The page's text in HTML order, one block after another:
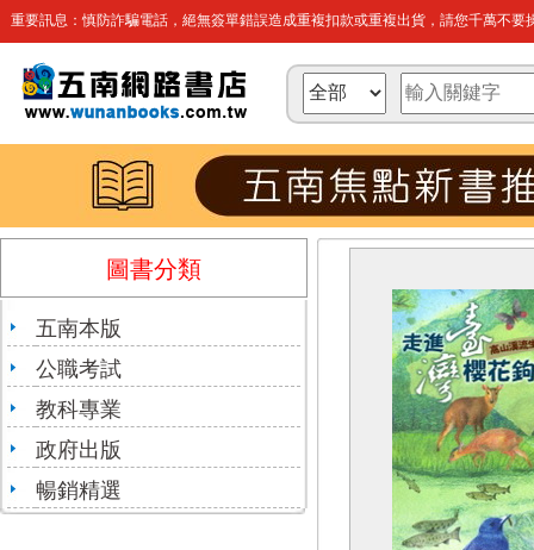
重要訊息：慎防詐騙電話，絕無簽單錯誤造成重複扣款或重複出貨，請您千萬不要
圖書分類
五南本版
公職考試
教科專業
政府出版
暢銷精選